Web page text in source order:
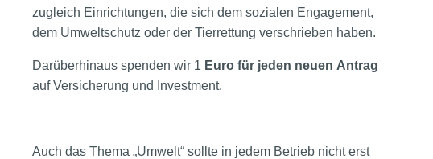
zugleich Einrichtungen, die sich dem sozialen Engagement,
dem Umweltschutz oder der Tierrettung verschrieben haben.
Darüberhinaus spenden wir 1 Euro für jeden neuen Antrag
auf Versicherung und Investment.
Auch das Thema „Umwelt“ sollte in jedem Betrieb nicht erst